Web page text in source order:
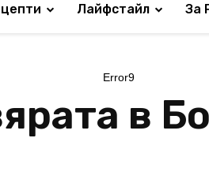
Лайфстайл За
Error9
в